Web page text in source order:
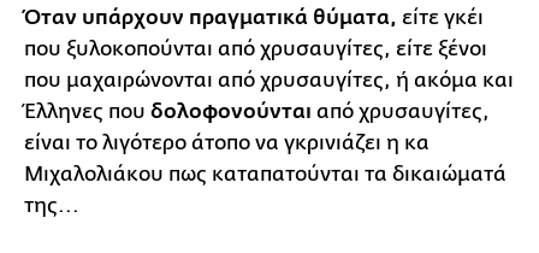
Όταν υπάρχουν πραγματικά θύματα, είτε γκέι
που ξυλοκοπούνται από χρυσαυγίτες, είτε ξένοι
που μαχαιρώνονται από χρυσαυγίτες, ή ακόμα και
Έλληνες που δολοφονούνται από χρυσαυγίτες,
είναι το λιγότερο άτοπο να γκρινιάζει η κα
Μιχαλολιάκου πως καταπατούνται τα δικαιώματά
της...